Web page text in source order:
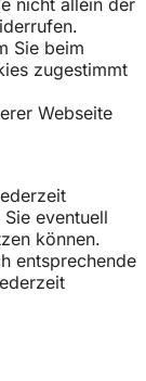
nicht allein der
Sie beim
zugestimmt
Webseite
eventuell
können.
entsprechende